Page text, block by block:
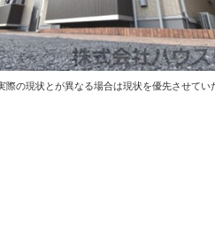
際の現状とが異なる場合は現状を優先させてい